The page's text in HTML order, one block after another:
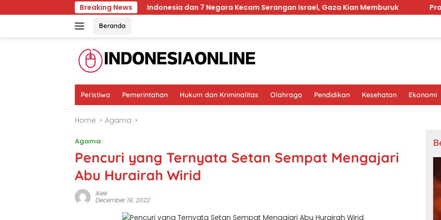
to
Breaking News
Indonesia dan 7 Negara Kecam Serangan Israel, Gaza Kian Memburuk Prabowo Soroti
Beranda
Peristiwa Pemerintahan Hukum dan Kriminalitas Olahraga Pendidikan Kesehatan Ekonomi
Home Agama
Agama
Pencuri yang Ternyata Setan Sempat Mengajari
Abu Hurairah Wirid
Alek
December 19, 2022